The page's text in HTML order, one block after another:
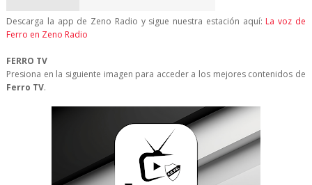
Descarga la app de Zeno Radio y sigue nuestra estación aquí: La voz de
Ferro en Zeno Radio
FERRO TV
Presiona en la siguiente imagen para acceder a los mejores contenidos de
Ferro TV.